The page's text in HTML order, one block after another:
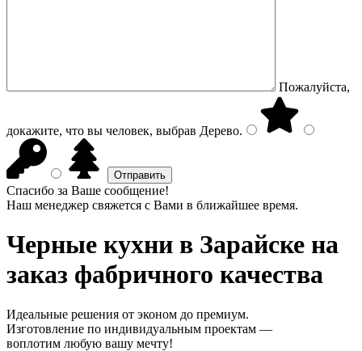
Пожалуйста,
докажите, что вы человек, выбрав Дерево.
Спасибо за Ваше сообщение!
Наш менеджер свяжется с Вами в ближайшее время.
Черные кухни в Зарайске на
заказ фабричного качества
Идеальные решения от эконом до премиум.
Изготовление по индивидуальным проектам —
воплотим любую вашу мечту!